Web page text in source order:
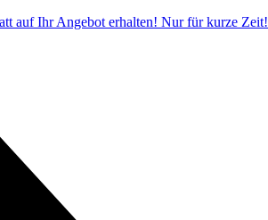
auf Ihr Angebot erhalten! Nur für kurze Zeit!